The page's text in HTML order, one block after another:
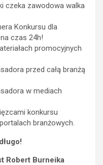
czeka zawodowa walka
Konkursu dla
czas 24h!
promocyjnych
przed całą branżą
w mediach
konkursu
branżowych.
Robert Burneika